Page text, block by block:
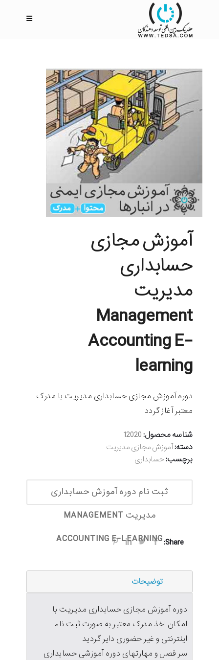
آموزش مجازی
حسابداری
مدیریت
Management
Accounting E-
learning
دوره آموزش مجازی حسابداری مدیریت با مدرک
معتبر آغاز گردد
شناسه محصول:12020
دسته:آموزش مجازی مدیریت
برچسب:حسابداری
ثبت نام دوره آموزش حسابداری
مدیریت MANAGEMENT
ACCOUNTING E-LEARNING Share:
توضیحات
دوره آموزش مجازی حسابداری مدیریت با
امکان اخذ مدرک معتبر به صورت ثبت نام
اینترنتی و غیر حضوری دایر گردید
سر فصل و مهارتهای دوره آموزشی حسابداری